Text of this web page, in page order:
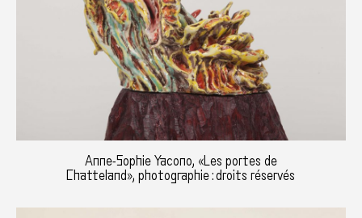
Anne-Sophie Yacono, «Les portes de
Chatteland», photographie : droits réservés